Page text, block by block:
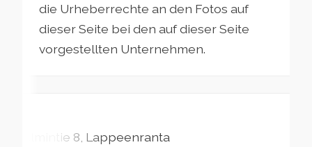
die Urheberrechte an den Fotos auf
dieser Seite bei den auf dieser Seite
vorgestellten Unternehmen.
Almintie 8 Lappeenranta